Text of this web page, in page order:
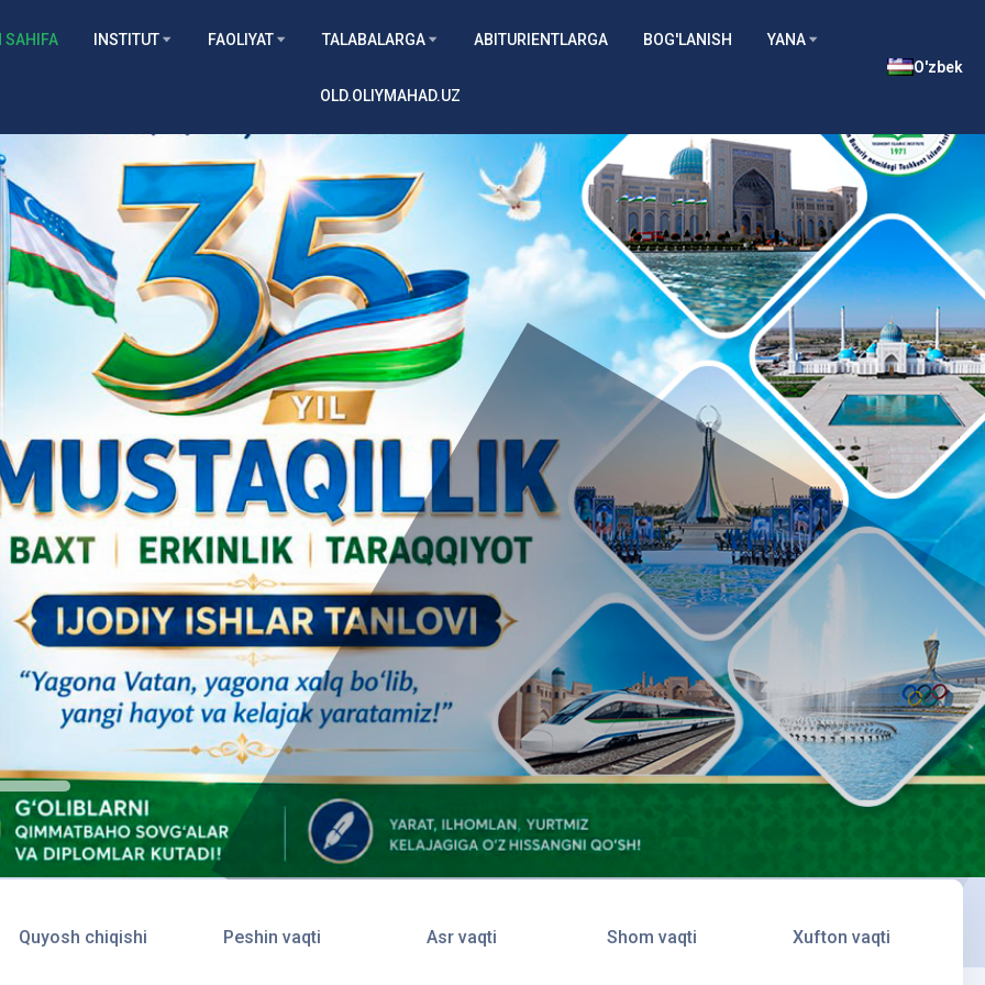
SAHIFA INSTITUT FAOLIYAT TALABALARGA ABITURIENTLARGA BOG'LANISH YANA
OLD.OLIYMAHAD.UZ
O'zbek
Quyosh chiqishi Peshin vaqti Asr vaqti Shom vaqti Xufton vaqti